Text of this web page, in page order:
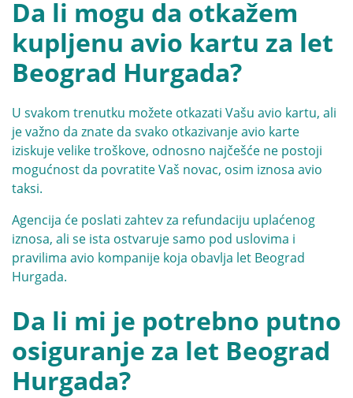
Da li mogu da otkažem
kupljenu avio kartu za let
Beograd Hurgada?
U svakom trenutku možete otkazati Vašu avio kartu, ali
je važno da znate da svako otkazivanje avio karte
iziskuje velike troškove, odnosno najčešće ne postoji
mogućnost da povratite Vaš novac, osim iznosa avio
taksi.
Agencija će poslati zahtev za refundaciju uplaćenog
iznosa, ali se ista ostvaruje samo pod uslovima i
pravilima avio kompanije koja obavlja let Beograd
Hurgada.
Da li mi je potrebno putno
osiguranje za let Beograd
Hurgada?